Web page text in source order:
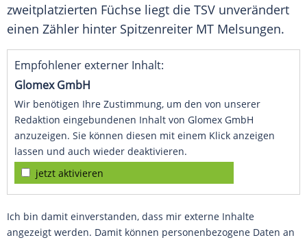
zweitplatzierten Füchse liegt die TSV unverändert
einen Zähler hinter Spitzenreiter MT Melsungen.
Empfohlener externer Inhalt:
Glomex GmbH
Wir benötigen Ihre Zustimmung, um den von unserer
Redaktion eingebundenen Inhalt von Glomex GmbH
anzuzeigen. Sie können diesen mit einem Klick anzeigen
lassen und auch wieder deaktivieren.
jetzt aktivieren
Ich bin damit einverstanden, dass mir externe Inhalte
angezeigt werden. Damit können personenbezogene Daten an